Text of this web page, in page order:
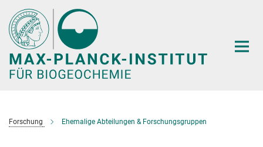
Hauptinhalt
Forschung Ehemalige Abteilungen & Forschungsgruppen